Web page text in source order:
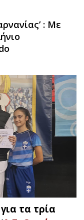
: Με
τα τρία